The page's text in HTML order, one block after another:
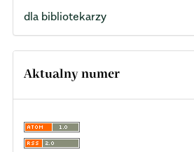
dla bibliotekarzy
Aktualny numer